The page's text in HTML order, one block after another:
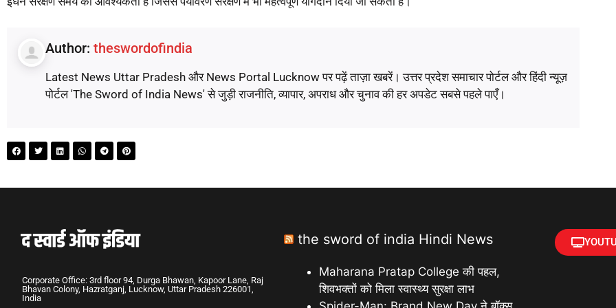
Author:theswordofindia
Latest News Uttar Pradesh और News Portal Lucknow पर पढ़ें ताज़ा खबरें। उत्तर प्रदेश समाचार पोर्टल और हिंदी न्यूज़
पोर्टल 'The Sword of India News' से जुड़ी राजनीति, व्यापार, अपराध और चुनाव की हर अपडेट सबसे पहले पाएँ।
Corporate Office: 3rd floor 94, Durga Bhawan, Kapoor Lane, Raj
Bhavan Colony, Hazratganj, Lucknow, Uttar Pradesh 226001,
India
the sword of india Hindi News
Maharana Pratap College की पहल,
शिवभक्तों को मिला स्वास्थ्य सुरक्षा लाभ